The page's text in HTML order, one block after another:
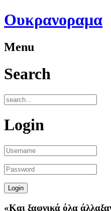
Ουκρανοραμα
Menu
Search
Login
«Και ξαφνικά όλα